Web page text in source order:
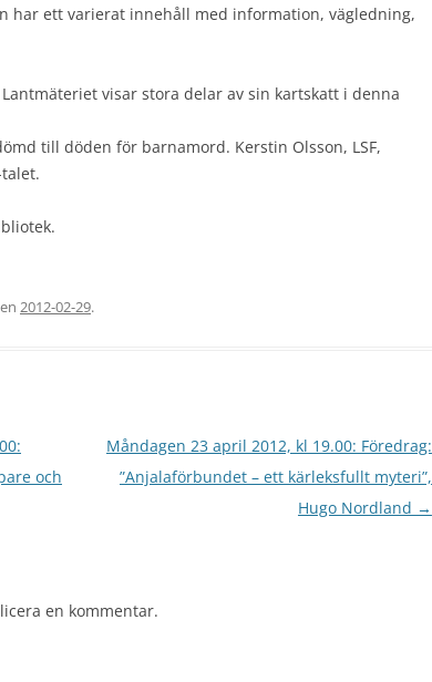
har ett varierat innehåll med information, vägledning,
visar stora delar av sin kartskatt i denna
till döden för barnamord. Kerstin Olsson, LSF,
2012-02-29.
och
Måndagen 23 april 2012, kl 19.00: Föredrag:
”Anjalaförbundet – ett kärleksfullt myteri”,
Hugo Nordland →
en kommentar.